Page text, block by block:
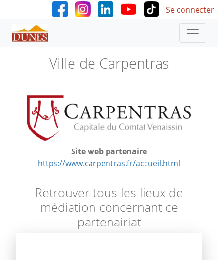
Aller au contenu principal User
Se connecter
Ville de Carpentras
Site web partenaire
https://www.carpentras.fr/accueil.html
Retrouver tous les lieux de
médiation concernant ce
partenairiat